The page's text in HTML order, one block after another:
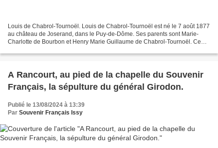
Louis de Chabrol-Tournoël. Louis de Chabrol-Tournoël est né le 7 août 1877
au château de Joserand, dans le Puy-de-Dôme. Ses parents sont Marie-
Charlotte de Bourbon et Henry Marie Guillaume de Chabrol-Tournoël. Ce
A Rancourt, au pied de la chapelle du Souvenir
Français, la sépulture du général Girodon.
Publié le 13/08/2024 à 13:39
Par Souvenir Français Issy